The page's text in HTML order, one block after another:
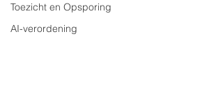
Toezicht en Opsporing
AI-verordening